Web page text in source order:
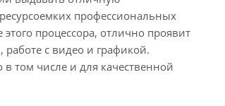
профессиональных
процессора, отлично проявит
с видео и графикой.
в том числе и для качественной